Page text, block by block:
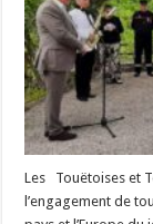
Les Touëtoises et
l’engagement de